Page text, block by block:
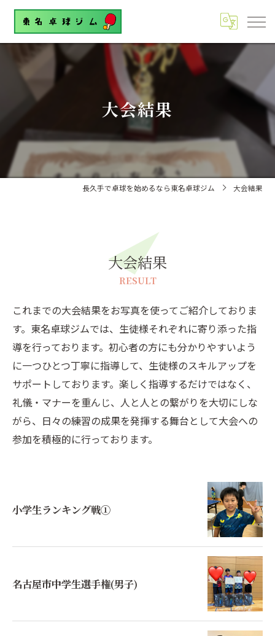
大会結果
長久手で卓球を始めるなら東名卓球ジム 大会結果
大会結果
RESULT
これまでの大会結果をお写真を使ってご紹介しておりま
す。東名卓球ジムでは、生徒様それぞれに寄り添った指
導を行っております。初心者の方にも分かりやすいよう
に一つひとつ丁寧に指導して、生徒様のスキルアップを
サポートしております。楽しく指導するだけではなく、
礼儀・マナーを重んじ、人と人との繋がりを大切にしな
がら、日々の練習の成果を発揮する舞台として大会への
参加を積極的に行っております。
小学生ランキング戦①
名古屋市中学生選手権(男子)